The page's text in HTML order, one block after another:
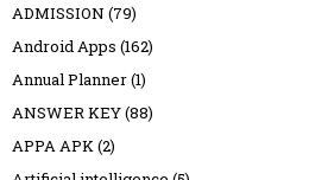
ADMISSION (79)
Android Apps (162)
Annual Planner(1)
ANSWER KEY(88)
APPA APK(2)